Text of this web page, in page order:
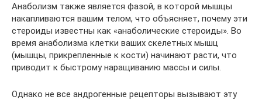
Анаболизм также является фазой, в которой мышцы
накапливаются вашим телом, что объясняет, почему эти
стероиды известны как «анаболические стероиды». Во
время анаболизма клетки ваших скелетных мышц
(мышцы, прикрепленные к кости) начинают расти, что
приводит к быстрому наращиванию массы и силы.
Однако не все андрогенные рецепторы вызывают эту